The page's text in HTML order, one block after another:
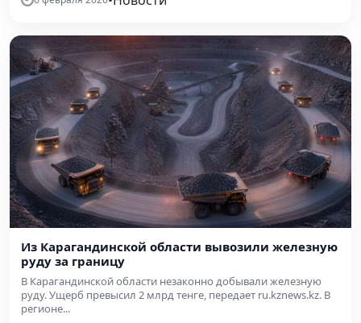
Из Карагандинской области вывозили железную
руду за границу
В Карагандинской области незаконно добывали железную
руду. Ущерб превысил 2 млрд тенге, передает ru.kznews.kz. В
регионе...